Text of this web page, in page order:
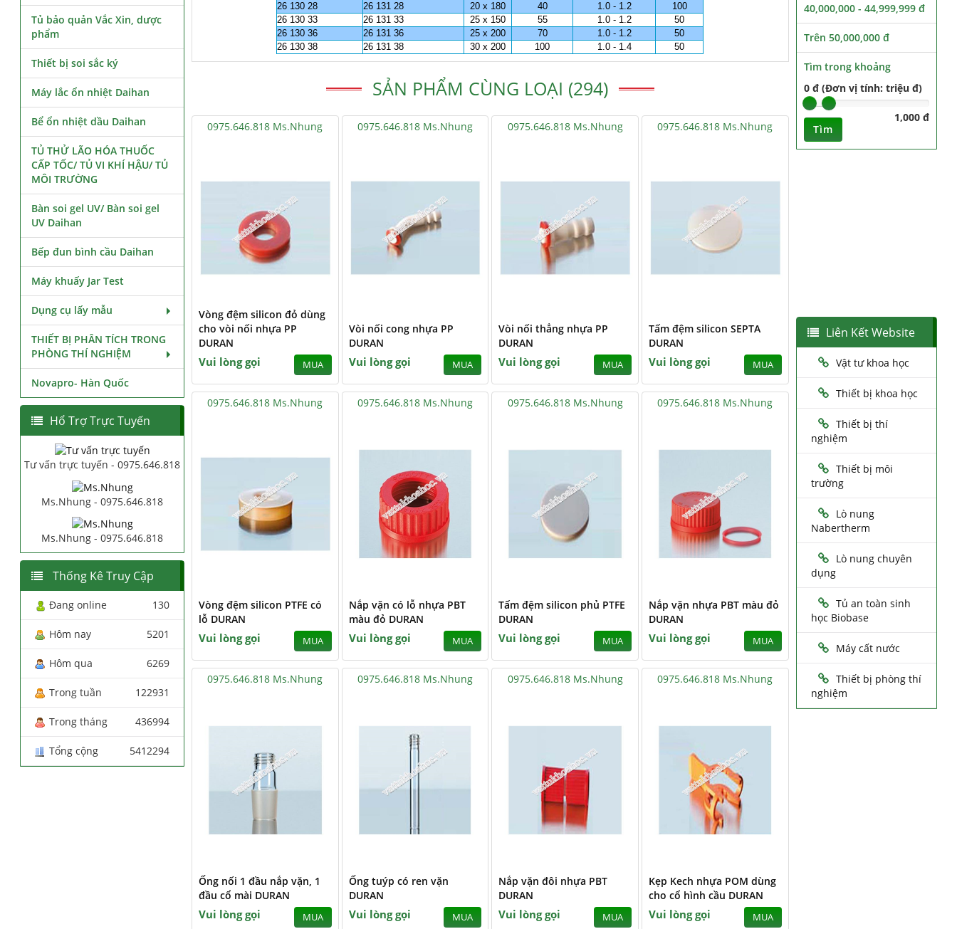
26 130 28
26 131 28 20 x 180 40 1.0 - 1.2
100
26 130 33
26 131 33 25 x 150 55 1.0 - 1.2
50
26 130 36
26 131 36 25 x 200 70 1.0 - 1.2
50
26 130 38
26 131 38 30 x 200 100 1.0 - 1.4 50
SẢN PHẨM CÙNG LOẠI (294)
0975.646.818 Ms.Nhung
Vòng đệm silicon đỏ dùng
cho vòi nối nhựa PP
DURAN
Vui lòng gọi MUA
0975.646.818 Ms.Nhung
Vòi nối cong nhựa PP
DURAN
Vui lòng gọi MUA
0975.646.818 Ms.Nhung
Vòi nối thẳng nhựa PP
DURAN
Vui lòng gọi MUA
0975.646.818 Ms.Nhung
Tấm đệm silicon SEPTA
DURAN
Vui lòng gọi MUA
0975.646.818 Ms.Nhung
Vòng đệm silicon PTFE có
lỗ DURAN
Vui lòng gọi MUA
0975.646.818 Ms.Nhung
Nắp vặn có lỗ nhựa PBT
màu đỏ DURAN
Vui lòng gọi MUA
0975.646.818 Ms.Nhung
Tấm đệm silicon phủ PTFE
DURAN
Vui lòng gọi MUA
0975.646.818 Ms.Nhung
Nắp vặn nhựa PBT màu đỏ
DURAN
Vui lòng gọi MUA
0975.646.818 Ms.Nhung
Ống nối 1 đầu nắp vặn, 1
đầu cổ mài DURAN
Vui lòng gọi MUA
0975.646.818 Ms.Nhung
Ống tuýp có ren vặn
DURAN
Vui lòng gọi MUA
0975.646.818 Ms.Nhung
Nắp vặn đôi nhựa PBT
DURAN
Vui lòng gọi MUA
0975.646.818 Ms.Nhung
Kẹp Kech nhựa POM dùng
cho cổ hình cầu DURAN
Vui lòng gọi MUA
Tủ bảo quản Vắc Xin, dược
phẩm
Thiết bị soi sắc ký
Máy lắc ổn nhiệt Daihan
Bể ổn nhiệt dầu Daihan
TỦ THỬ LÃO HÓA THUỐC
CẤP TỐC/ TỦ VI KHÍ HẬU/ TỦ
MÔI TRƯỜNG
Bàn soi gel UV/ Bàn soi gel
UV Daihan
Bếp đun bình cầu Daihan
Máy khuấy Jar Test
Dụng cụ lấy mẫu
THIẾT BỊ PHÂN TÍCH TRONG
PHÒNG THÍ NGHIỆM
Novapro- Hàn Quốc
Hổ Trợ Trực Tuyến
Tư vấn trực tuyến - 0975.646.818
Ms.Nhung - 0975.646.818
Ms.Nhung - 0975.646.818
Thống Kê Truy Cập
Đang online 130
Hôm nay 5201
Hôm qua 6269
Trong tuần 122931
Trong tháng 436994
Tổng cộng 5412294
40,000,000 - 44,999,999 đ
Trên 50,000,000 đ
Tìm trong khoảng
0 đ (Đơn vị tính: triệu đ)
1,000 đ
Tìm
Liên Kết Website
Vật tư khoa học
Thiết bị khoa học
Thiết bị thí
nghiệm
Thiết bị môi
trường
Lò nung
Nabertherm
Lò nung chuyên
dụng
Tủ an toàn sinh
học Biobase
Máy cất nước
Thiết bị phòng thí
nghiệm